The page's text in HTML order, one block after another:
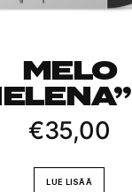
MELO
€35,00
LUE LISÄÄ